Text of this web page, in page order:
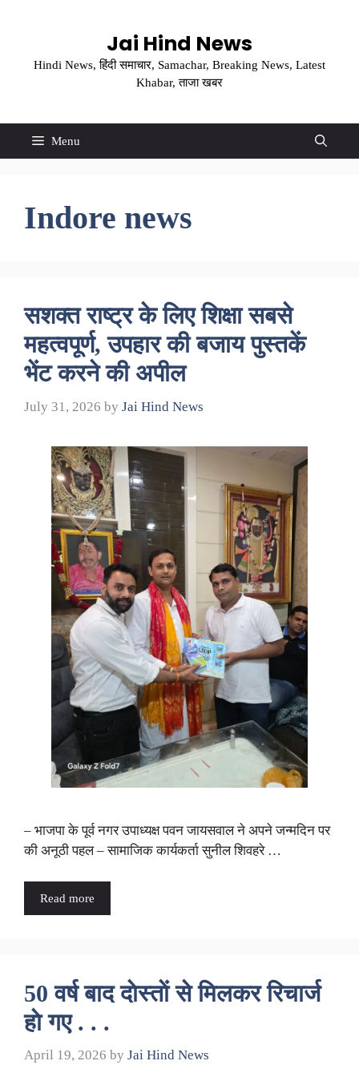
Jai Hind News
Hindi News, हिंदी समाचार, Samachar, Breaking News, Latest
Khabar, ताजा खबर
Menu
Indore news
सशक्त राष्ट्र के लिए शिक्षा सबसे
महत्वपूर्ण, उपहार की बजाय पुस्तकें
भेंट करने की अपील
July 31, 2026 by Jai Hind News
– भाजपा के पूर्व नगर उपाध्यक्ष पवन जायसवाल ने अपने जन्मदिन पर
की अनूठी पहल – सामाजिक कार्यकर्ता सुनील शिवहरे …
Read more
50 वर्ष बाद दाेस्ताें से मिलकर रिचार्ज
हाे गए . . .
April 19, 2026 by Jai Hind News